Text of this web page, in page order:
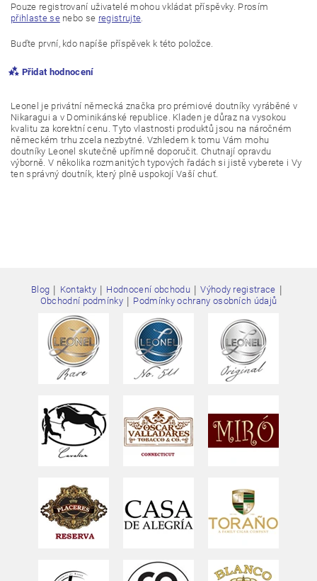
Pouze registrovaní uživatelé mohou vkládat příspěvky. Prosím
přihlaste senebo se registrujte
Buďte první, kdo napíše příspěvek k této položce.
Přidat hodnocení
Vložením hodnocení souhlasíte spodmínkami ochrany
osobních údajů
Leonel je privátní německá značka pro prémiové doutníky vyráběné v
Nikaragui a v Dominikánské republice. Kladen je důraz na vysokou
kvalitu za korektní cenu. Tyto vlastnosti produktů jsou na náročném
německém trhu zcela nezbytné. Vzhledem k tomu Vám mohu
doutníky Leonel skutečně upřímně doporučit. Chutnají opravdu
výborně. V několika rozmanitých typových řadách si jistě vyberete i Vy
ten správný doutník, který plně uspokojí Vaší chuť.
Blog | Kontakty | Hodnocení obchodu | Výhody registrace |
Obchodní podmínky | Podmínky ochrany osobních údajů